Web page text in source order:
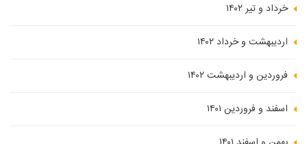
خرداد و تیر ۱۴۰۲
اردیبهشت و خرداد ۱۴۰۲
فروردین و اردیبهشت ۱۴۰۲
اسفند و فروردین ۱۴۰۱